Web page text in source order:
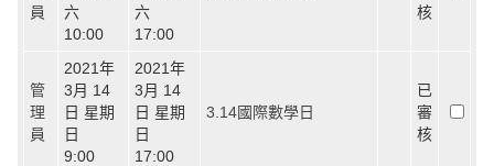
員
六
10:00
六
17:00
核
管
理
員
2021年
3月 14
日 星期
日
9:00
2021年
3月 14
日 星期
日
17:00
3.14國際數學日
已
審
核